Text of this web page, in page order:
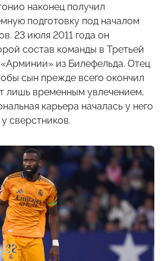
наконец получил
подготовку под началом
23 июля 2011 года он
состав команды в Третьей
из Билефельда. Отец
сын прежде всего окончил
лишь временным увлечением,
карьера началась у него
сверстников.